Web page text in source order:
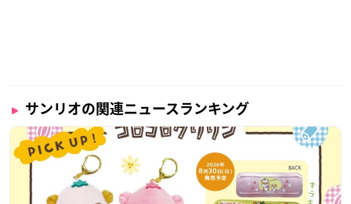
サンリオの関連ニュースランキング